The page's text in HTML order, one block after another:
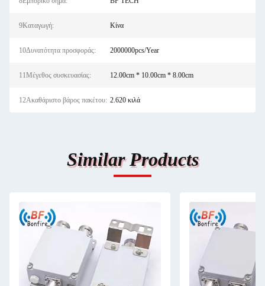
9Καταγωγή: Κίνα
10Δυνατότητα προσφοράς: 2000000pcs/Year
11Μέγεθος συσκευασίας: 12.00cm * 10.00cm * 8.00cm
12Ακαθάριστο βάρος πακέτου: 2.620 κιλά
Similar Products